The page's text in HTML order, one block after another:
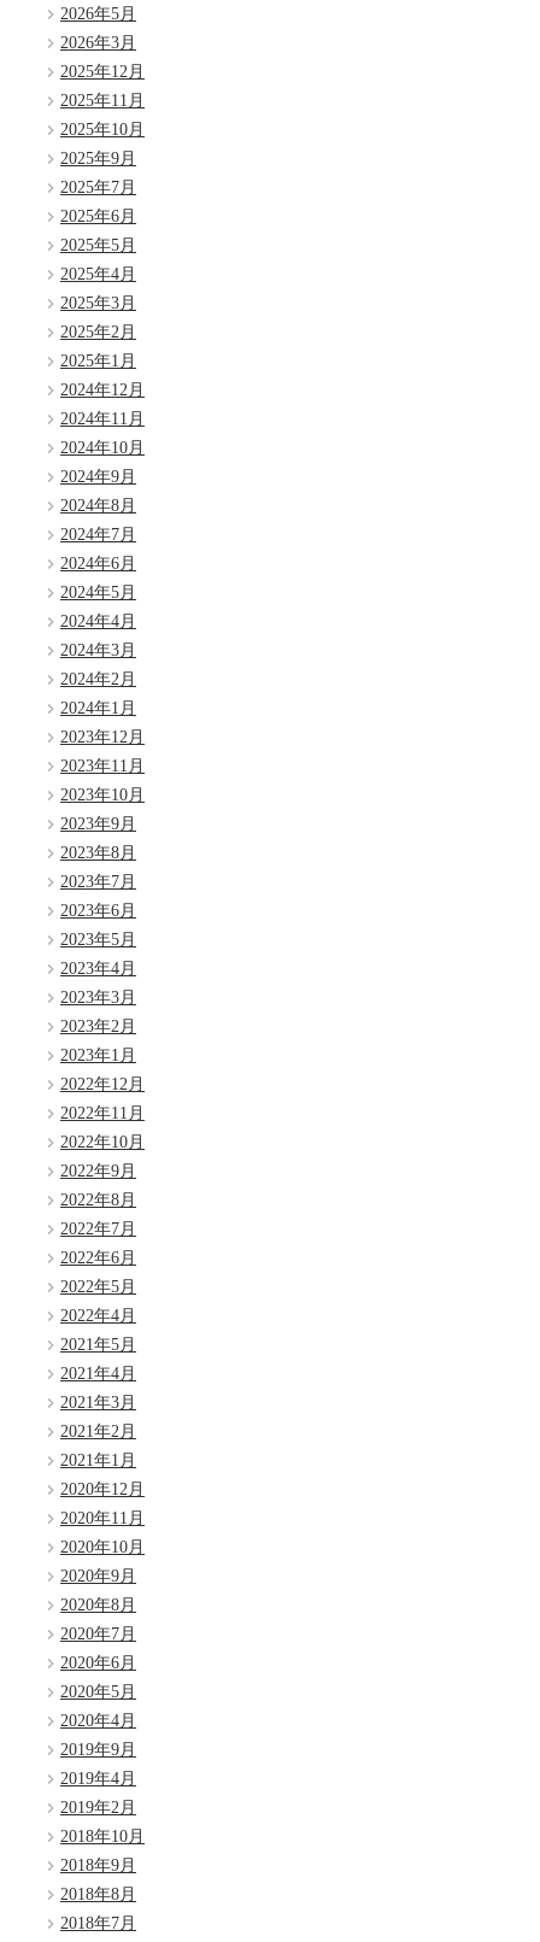
2026年5月
2026年3月
2025年12月
2025年11月
2025年10月
2025年9月
2025年7月
2025年6月
2025年5月
2025年4月
2025年3月
2025年2月
2025年1月
2024年12月
2024年11月
2024年10月
2024年9月
2024年8月
2024年7月
2024年6月
2024年5月
2024年4月
2024年3月
2024年2月
2024年1月
2023年12月
2023年11月
2023年10月
2023年9月
2023年8月
2023年7月
2023年6月
2023年5月
2023年4月
2023年3月
2023年2月
2023年1月
2022年12月
2022年11月
2022年10月
2022年9月
2022年8月
2022年7月
2022年6月
2022年5月
2022年4月
2021年5月
2021年4月
2021年3月
2021年2月
2021年1月
2020年12月
2020年11月
2020年10月
2020年9月
2020年8月
2020年7月
2020年6月
2020年5月
2020年4月
2019年9月
2019年4月
2019年2月
2018年10月
2018年9月
2018年8月
2018年7月